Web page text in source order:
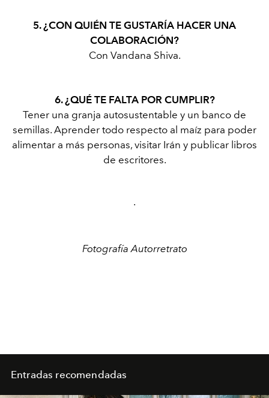
5. ¿CON QUIÉN TE GUSTARÍA HACER UNA
COLABORACIÓN?
Con Vandana Shiva.
6. ¿QUÉ TE FALTA POR CUMPLIR?
Tener una granja autosustentable y un banco de
semillas. Aprender todo respecto al maíz para poder
alimentar a más personas, visitar Irán y publicar libros
de escritores.
·
Fotografía Autorretrato
Entradas recomendadas